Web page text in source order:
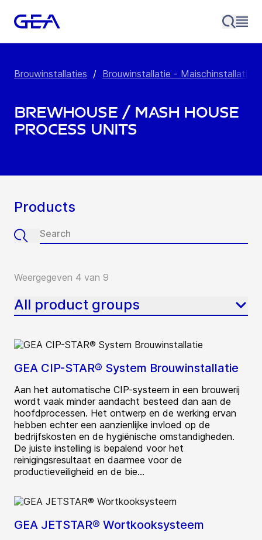
Brouwinstallaties / Brouwinstallatie - Maischinstallatie
Brewhouse / Mash House
Process Units
Products
Weergegeven 4 van 9
All product groups
GEA CIP-STAR® System Brouwinstallatie
Aan het automatische CIP-systeem in een brouwerij
wordt vaak minder aandacht besteed dan aan de
hoofdprocessen. Het ontwerp en de werking ervan
hebben echter een aanzienlijke invloed op de
bedrijfskosten en de hygiënische omstandigheden.
De juiste instelling is bepalend voor het
reinigingsresultaat en daarmee voor de
productieveiligheid en de bie...
GEA JETSTAR® Wortkooksysteem